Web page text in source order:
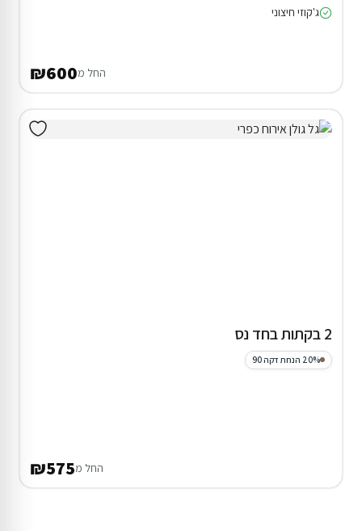
ג'קוזי חיצוני
החל מ₪600
2 בקתות בחד נס
20% הנחת דקה 90
החל מ₪575